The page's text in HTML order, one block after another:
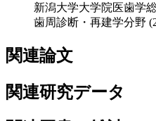
新潟大学大学院医歯学
歯周診断・再建学分野
関連論文
関連研究データ